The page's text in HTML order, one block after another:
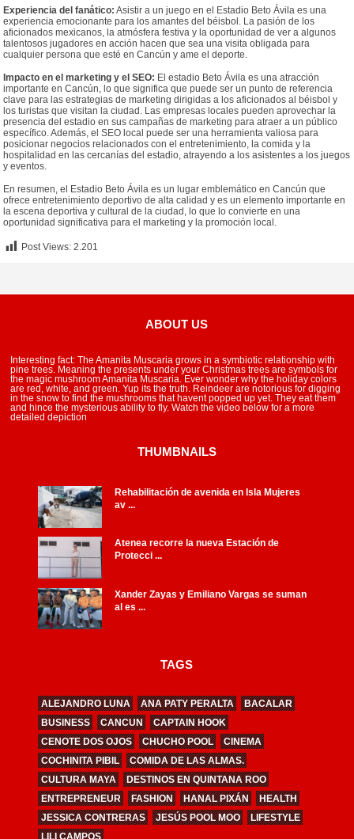
Experiencia del fanático: Asistir a un juego en el Estadio Beto Ávila es una
experiencia emocionante para los amantes del béisbol. La pasión de los
aficionados mexicanos, la atmósfera festiva y la oportunidad de ver a algunos
talentosos jugadores en acción hacen que sea una visita obligada para
cualquier persona que esté en Cancún y ame el deporte.
Impacto en el marketing y el SEO: El estadio Beto Ávila es una atracción
importante en Cancún, lo que significa que puede ser un punto de referencia
clave para las estrategias de marketing dirigidas a los aficionados al béisbol y
los turistas que visitan la ciudad. Las empresas locales pueden aprovechar la
presencia del estadio en sus campañas de marketing para atraer a un público
específico. Además, el SEO local puede ser una herramienta valiosa para
posicionar negocios relacionados con el entretenimiento, la comida y la
hospitalidad en las cercanías del estadio, atrayendo a los asistentes a los juegos
y eventos.
En resumen, el Estadio Beto Ávila es un lugar emblemático en Cancún que
ofrece entretenimiento deportivo de alta calidad y es un elemento importante en
la escena deportiva y cultural de la ciudad, lo que lo convierte en una
oportunidad significativa para el marketing y la promoción local.
Post Views: 2.201
ABOUT US
Interesting fact: The Amanita Muscaria grows in a symbiotic relationship with
pine trees. Meaning the presents under your Christmas trees are symbols for
the magic mushroom Amanita Muscaria. Ever wonder why the holiday colors
are red, white, and green. Yup its the truth. Reindeer are notorious for digging
in the snow to find the mushrooms that havent popped up yet. They eat them
and hince the mysterious ability to fly. Watch the video below for a more
detailed depiction
THUMBNAILS
Rehabilitación de avenida en Isla Mujeres
av ...
Atenea recorre la nueva Estación de
Protecci ...
Xander Zayas y Emiliano Vargas se suman
al es ...
TAGS
ALEJANDRO LUNA ANA PATY PERALTA
BACALAR
BUSINESS
CANCUN
CAPTAIN HOOK
CENOTE DOS OJOS
CHUCHO POOL
CINEMA
COCHINITA PIBIL
COMIDA DE LAS ALMAS.
CULTURA MAYA
DESTINOS EN QUINTANA ROO
ENTREPRENEUR
FASHION HANAL PIXÁN
HEALTH
JESSICA CONTRERAS
JESÚS POOL MOO
LIFESTYLE
LILI CAMPOS